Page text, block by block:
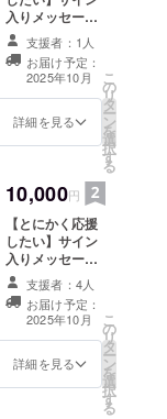
たって継続
的に楽曲制
作を行なっ
ている。
2011年の東
後、
岩手県陸前
高田市の仮
設住宅をま
わる中。自
分の目と耳
と鼻で感じ
た現地の
人々の様子
担ください。 ※
支援者様との連
絡方法：詳細は
メールで連絡し
ます。 ※目標金
かった場合、自
己資金で補填い
入りメッセージ
カード ※目標金
額が集まらな
かった場合、自
己資金で補填い
たします
支援者：1人
お届け予定：
2025年10月
詳細を見る
こ
の
リ
タ
ー
ン
を
選
択
す
る
10,000円
【とにかく応援
したい】サイン
入りメッセージ
カード+ヨシカネ
タクロウベスト
アルバムCD ※こ
のリターンは
5,000円のリター
ンと同じ内容と
支援者：4人
お届け予定：
2025年10月
詳細を見る
こ
の
リ
タ
ー
ン
を
選
択
す
る